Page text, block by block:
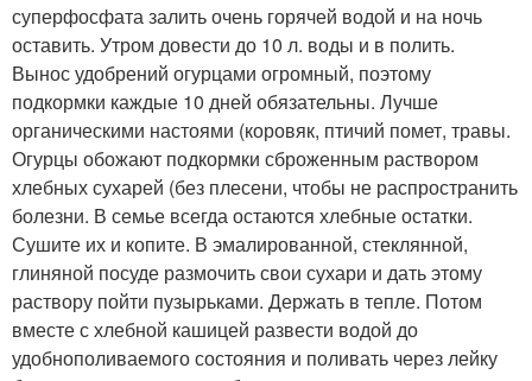
суперфосфата залить очень горячей водой и на ночь
оставить. Утром довести до 10 л. воды и в полить.
Вынос удобрений огурцами огромный, поэтому
подкормки каждые 10 дней обязательны. Лучше
органическими настоями (коровяк, птичий помет, травы.
Огурцы обожают подкормки сброженным раствором
хлебных сухарей (без плесени, чтобы не распространить
болезни. В семье всегда остаются хлебные остатки.
Сушите их и копите. В эмалированной, стеклянной,
глиняной посуде размочить свои сухари и дать этому
раствору пойти пузырьками. Держать в тепле. Потом
вместе с хлебной кашицей развести водой до
удобнополиваемого состояния и поливать через лейку